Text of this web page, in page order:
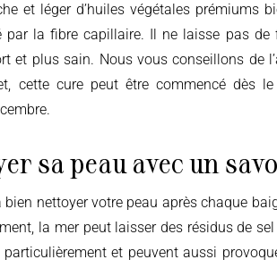
et léger d’huiles végétales prémiums
par la fibre capillaire. Il ne laisse pas de
et plus sain. Nous vous conseillons de
cette cure peut être commencé dès
sa peau avec un
la mer peut laisser des résidus de
particulièrement et peuvent aussi